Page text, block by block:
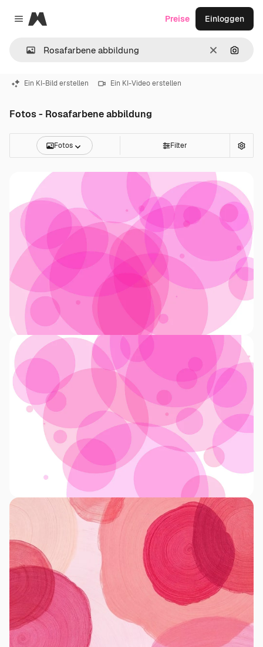
Close menu
Magnific
LöschenNach
Preise Einloggen
Ein KI-Bild erstellen Ein KI-Video erstellen
Fotos - Rosafarbene abbildung
Fotos Filter